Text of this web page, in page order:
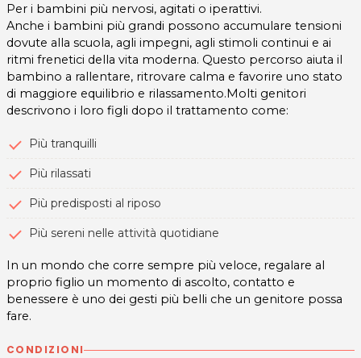
Per i bambini più nervosi, agitati o iperattivi.
Anche i bambini più grandi possono accumulare tensioni
dovute alla scuola, agli impegni, agli stimoli continui e ai
ritmi frenetici della vita moderna. Questo percorso aiuta il
bambino a rallentare, ritrovare calma e favorire uno stato
di maggiore equilibrio e rilassamento.Molti genitori
descrivono i loro figli dopo il trattamento come:
Più tranquilli
Più rilassati
Più predisposti al riposo
Più sereni nelle attività quotidiane
In un mondo che corre sempre più veloce, regalare al
proprio figlio un momento di ascolto, contatto e
benessere è uno dei gesti più belli che un genitore possa
fare.
CONDIZIONI